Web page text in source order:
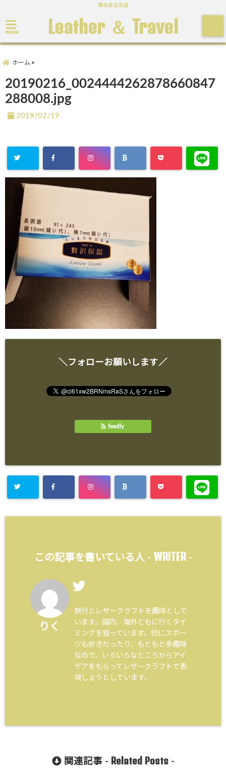
革のある生活
menu Leather ＆ Travel
ホーム
20190216_0024444262878660847
288008.jpg
2019/02/19
＼フォローお願いします／
feedly
この記事を書いている人 - WRITER-
りく
旅行とレザークラフトを趣味として
います。国内、海外ともに行くタイ
ミングを狙っています。他にスポー
ツも好きだったり、もともと多趣味
なので、いろいろなところからアイ
デアをもらってレザークラフトで表
現しようとしています。
関連記事 - Related Posts-